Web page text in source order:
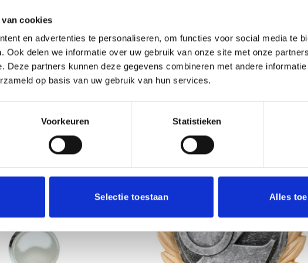
cookies
en advertenties te personaliseren, om functies voor social media te
Ook delen we informatie over uw gebruik van onze site met onze
Deze partners kunnen deze gegevens combineren met andere
op basis van uw gebruik van hun services.
Voorkeuren Statistieken
Selectie toestaan Alles
(0)
(sport)toernooi, businessevenement of als een leuk cadeau om uit
beker zelf kunnen we een door jou gekozen afbeelding op plakken.
kun je uploaden via het menu
Toevoegen
verlanglijst